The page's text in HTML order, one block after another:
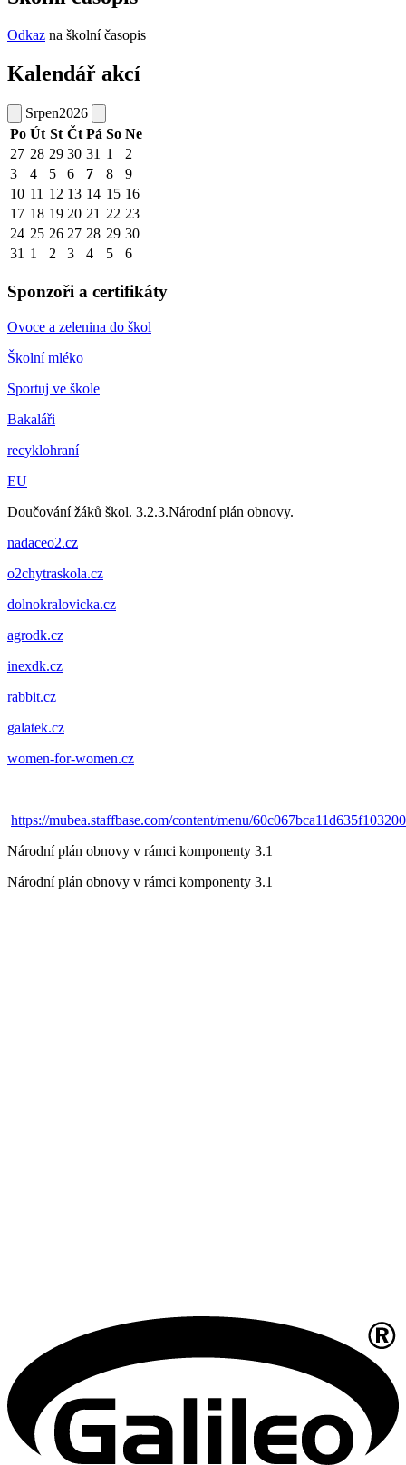
Odkaz na školní časopis
Kalendář akcí
Srpen2026
Po Út St Čt Pá So Ne
27 28 29 30 31 1
2
3
4 5 6 7 8
9
10 11 12 13 14 15 16
17 18 19 20 21 22 23
24 25 26 27 28 29 30
31 1 2 3 4 5 6
Sponzoři a certifikáty
Ovoce a zelenina do škol
Školní mléko
Sportuj ve škole
Bakaláři
recyklohraní
EU
Doučování žáků škol. 3.2.3.Národní plán obnovy.
nadaceo2.cz
o2chytraskola.cz
dolnokralovicka.cz
agrodk.cz
inexdk.cz
rabbit.cz
galatek.cz
women-for-women.cz
https://mubea.staffbase.com/content/menu/
Národní plán obnovy v rámci komponenty 3.1
Národní plán obnovy v rámci komponenty 3.1